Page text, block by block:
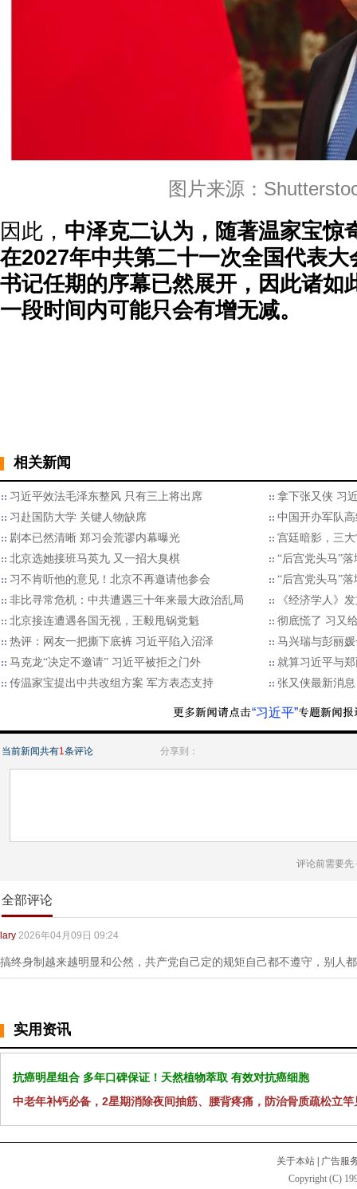
图片来源：
因此， 中泽克二认为，随著温家宝惊
在2027年中共第二十一次全国代表
书记任期的序幕已然展开，因此诸如
一段时间内可能只会有增无减。
相关新闻
习近平效法毛泽东整风 只有三上将出席
拿下张又侠 习
习赴国防大学 关键人物缺席
中国开办军队
剧本已然清晰 郑习会荒谬内幕曝光
宫廷暗影，三
北京选她接班马英九 又一招大臭棋
“后宫党头马”
习不肯听他的意见！北京不再邀请他参会
“后宫党头马”
非比寻常危机：中共遭遇三十年来最大政治乱局
《经济学人》
北京接连遭遇各国无视，王毅甩锅党魁
彻底慌了 习又
热评：网友一把撕下底裤 习近平陷入沼泽
马兴瑞与彭丽
马克龙“决定不邀请” 习近平被拒之门外
就算习近平与
传温家宝提出中共改组方案 军方表态支持
张又侠最新消
“习近平”
当前新闻共有1条评论 分享到：
评论前需要先
全部评论
lary 2026年04月09日 09:24
搞终身制越来越明显和公然，共产党自己定的规矩自己都不遵守，别人
实用资讯
抗癌明星组合 多年口碑保证！天然植物萃取 有效对抗癌细胞
中老年补钙必备，2星期消除夜间抽筋、腰背疼痛，防治骨质疏松立竿
关于本站
广告服
Copyright (C)